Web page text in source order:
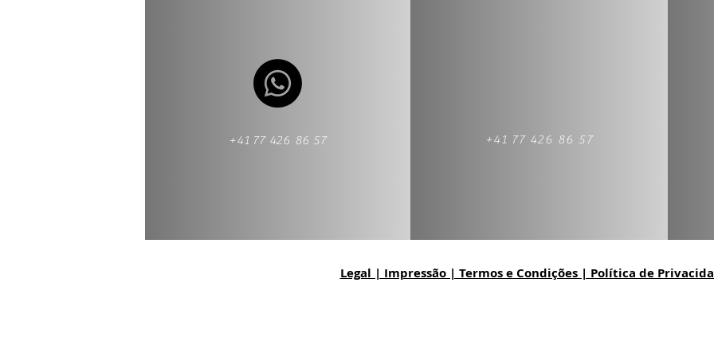
+41 77 426 86 57 +41 77 426 86 57
Legal | Impressão | Termos e Condições | Política de